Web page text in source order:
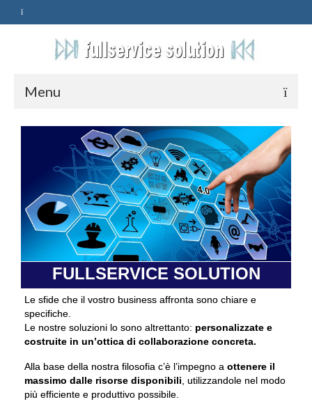
Menu
HOME
ASSISTENZA
POLITICA
Qualità
PRIVACY
CONTATTI
FULLSERVICE SOLUTION
Le sfide che il vostro business affronta sono chiare e
specifiche.
Le nostre soluzioni lo sono altrettanto: personalizzate e
costruite in un’ottica di collaborazione concreta.
Alla base della nostra filosofia c’è l’impegno a ottenere il
massimo dalle risorse disponibili , utilizzandole nel modo
più efficiente e produttivo possibile.